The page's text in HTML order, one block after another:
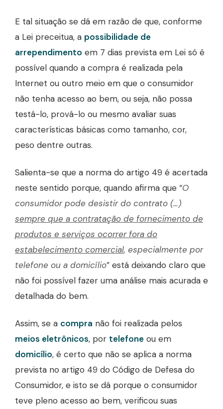
E tal situação se dá em razão de que, conforme
a Lei preceitua, a possibilidade de
arrependimento em 7 dias prevista em Lei só é
possível quando a compra é realizada pela
Internet ou outro meio em que o consumidor
não tenha acesso ao bem, ou seja, não possa
testá-lo, prová-lo ou mesmo avaliar suas
características básicas como tamanho, cor,
peso dentre outras.
Salienta-se que a norma do artigo 49 é acertada
neste sentido porque, quando afirma que “O
consumidor pode desistir do contrato (…)
sempre que a contratação de fornecimento de
produtos e serviços ocorrer fora do
estabelecimento comercial, especialmente por
telefone ou a domicílio” está deixando claro que
não foi possível fazer uma análise mais acurada e
detalhada do bem.
Assim, se a compra não foi realizada pelos
meios eletrônicos, por telefone ou em
domicílio, é certo que não se aplica a norma
prevista no artigo 49 do Código de Defesa do
Consumidor, e isto se dá porque o consumidor
teve pleno acesso ao bem, verificou suas